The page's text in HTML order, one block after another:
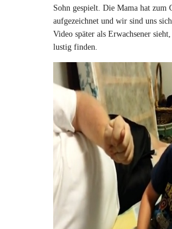
Sohn gespielt. Die Mama hat zum
aufgezeichnet und wir sind uns
Video später als Erwachsener
lustig finden.